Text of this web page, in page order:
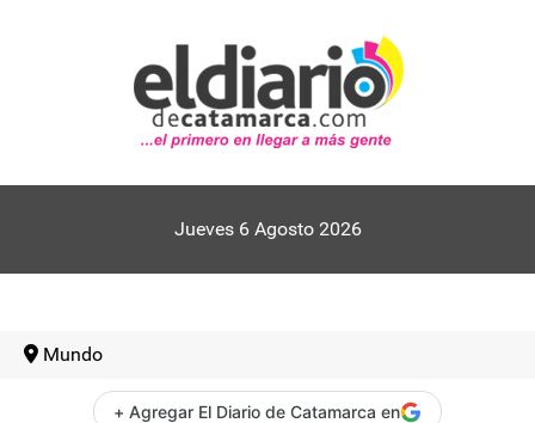
Jueves 6 Agosto 2026
Mundo
+ Agregar El Diario de Catamarca en